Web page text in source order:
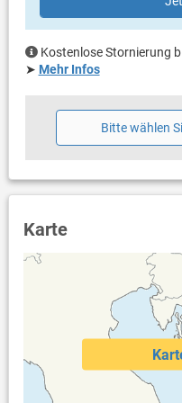
Kostenlose Stornierung
➤ Mehr Infos
Bitte wählen
Karte